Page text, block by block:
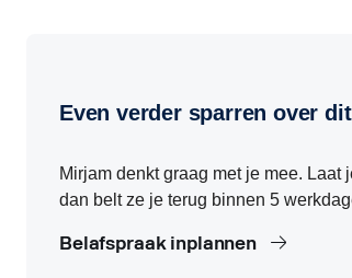
Even verder sparren over
Mirjam denkt graag met je mee. Laat
dan belt ze je terug binnen 5
Belafspraak inplannen